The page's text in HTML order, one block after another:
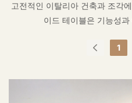
고전적인 이탈리아 건축과 조각
이드 테이블은 기능성
1